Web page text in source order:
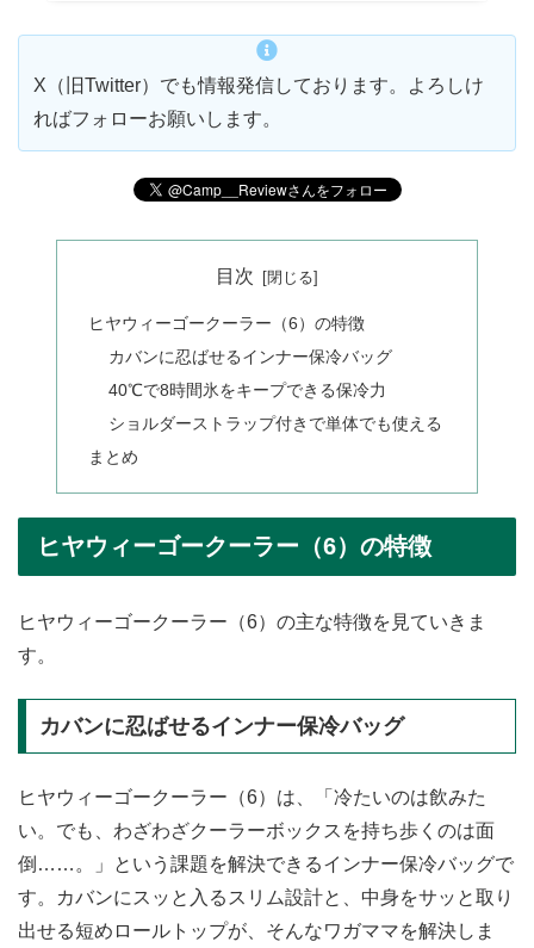
X（旧Twitter）でも情報発信しております。よろしけ
ればフォローお願いします。
目次
ヒヤウィーゴークーラー（6）の特徴
カバンに忍ばせるインナー保冷バッグ
40℃で8時間氷をキープできる保冷力
ショルダーストラップ付きで単体でも使える
まとめ
ヒヤウィーゴークーラー（6）の特徴
ヒヤウィーゴークーラー（6）の主な特徴を見ていきま
す。
カバンに忍ばせるインナー保冷バッグ
ヒヤウィーゴークーラー（6）は、「冷たいのは飲みた
い。でも、わざわざクーラーボックスを持ち歩くのは面
倒……。」という課題を解決できるインナー保冷バッグで
す。カバンにスッと入るスリム設計と、中身をサッと取り
出せる短めロールトップが、そんなワガママを解決しま